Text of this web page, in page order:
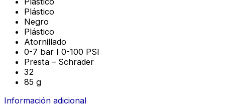
Plástico
Negro
Plástico
Atornillado
0-7 bar I 0-100 PSI
Presta – Schräder
32
85 g
Información adicional